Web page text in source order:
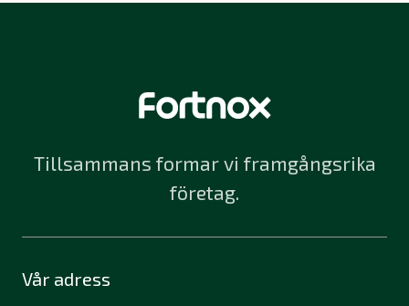
Tillsammans formar vi framgångsrika
företag.
Vår adress